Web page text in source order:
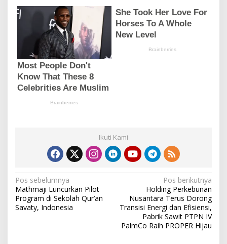
Ikuti Kami
N
a
v
Pos sebelumnya
Mathmaji Luncurkan Pilot
Program di Sekolah Qur’an
Savaty, Indonesia
Pos berikutnya
Holding Perkebunan
Nusantara Terus Dorong
Transisi Energi dan Efisiensi,
Pabrik Sawit PTPN IV
PalmCo Raih PROPER Hijau